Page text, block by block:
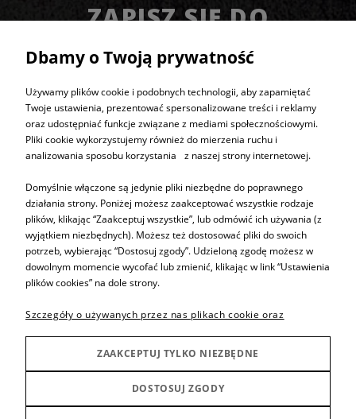
ZAPISZ SIĘ DO
NEWSLETTERA
ZAPISZ SIĘ
Informacje
Pomoc
Sprzedaż produktów
Inne
Producenci
Dbamy o Twoją prywatność
Używamy plików cookie i podobnych technologii, aby zapamiętać
Twoje ustawienia, prezentować spersonalizowane treści i reklamy
oraz udostępniać funkcje związane z mediami społecznościowymi.
Pliki cookie wykorzystujemy również do mierzenia ruchu i
analizowania sposobu korzystania z naszej strony internetowej.
Domyślnie włączone są jedynie pliki niezbędne do poprawnego
działania strony. Poniżej możesz zaakceptować wszystkie rodzaje
plików, klikając “Zaakceptuj wszystkie”, lub odmówić ich używania (z
wyjątkiem niezbędnych). Możesz też dostosować pliki do swoich
potrzeb, wybierając “Dostosuj zgody”. Udzieloną zgodę możesz w
dowolnym momencie wycofać lub zmienić, klikając w link “Ustawienia
plików cookies” na dole strony.
Szczegóły o używanych przez nas plikach cookie oraz
ZAAKCEPTUJ TYLKO NIEZBĘDNE
DOSTOSUJ ZGODY